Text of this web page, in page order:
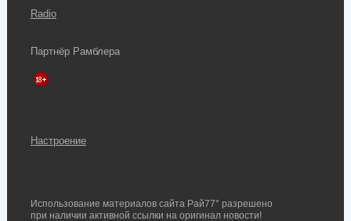
Radio
Партнёр Рамблера
Настроение
Использование материалов сайта Рай77° разрешено
при наличии активной ссылки на оригинал новости!